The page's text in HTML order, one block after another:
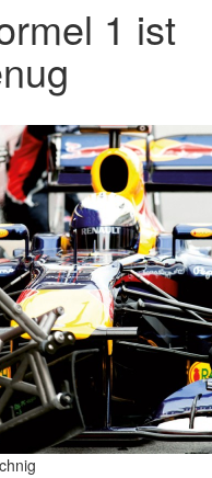
1 ist